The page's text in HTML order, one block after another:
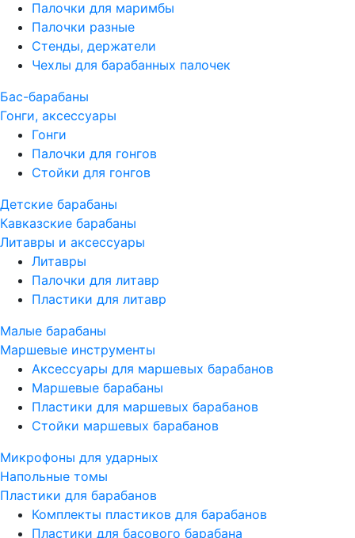
Палочки для маримбы
Палочки разные
Стенды, держатели
Чехлы для барабанных палочек
Бас-барабаны
Гонги, аксессуары
Гонги
Палочки для гонгов
Стойки для гонгов
Детские барабаны
Кавказские барабаны
Литавры и аксессуары
Литавры
Палочки для литавр
Пластики для литавр
Малые барабаны
Маршевые инструменты
Аксессуары для маршевых барабанов
Маршевые барабаны
Пластики для маршевых барабанов
Стойки маршевых барабанов
Микрофоны для ударных
Напольные томы
Пластики для барабанов
Комплекты пластиков для барабанов
Пластики для басового барабана